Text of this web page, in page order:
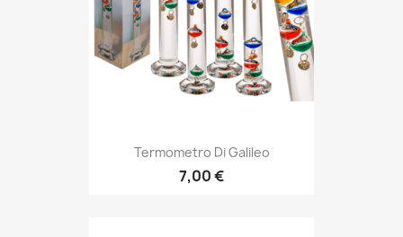
Termometro Di Galileo
7,00 €